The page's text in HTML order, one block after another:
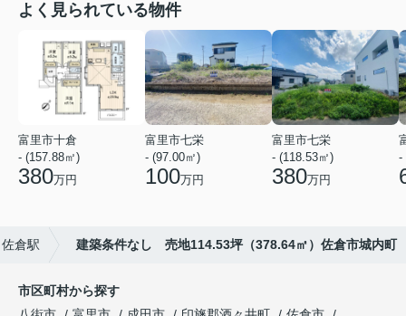
よく見られている物件
富里市十倉
- (157.88㎡)
380万円
富里市七栄
- (97.00㎡)
100万円
富里市七栄
- (118.53㎡)
380万円
-
佐倉駅 建築条件なし 売地114.53坪（378.64㎡）佐倉市城内町
市区町村から探す